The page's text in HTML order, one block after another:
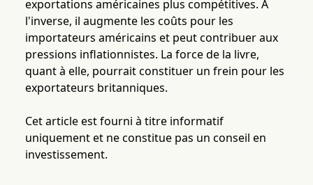
exportations américaines plus compétitives. À
l'inverse, il augmente les coûts pour les
importateurs américains et peut contribuer aux
pressions inflationnistes. La force de la livre,
quant à elle, pourrait constituer un frein pour les
exportateurs britanniques.
Cet article est fourni à titre informatif
uniquement et ne constitue pas un conseil en
investissement.